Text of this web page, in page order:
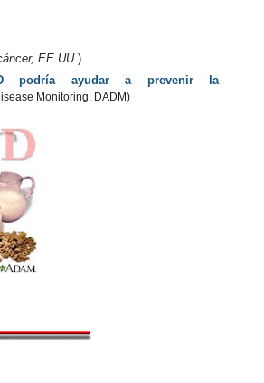
EE.UU.)
podría ayudar a prevenir la
Monitoring, DADM)